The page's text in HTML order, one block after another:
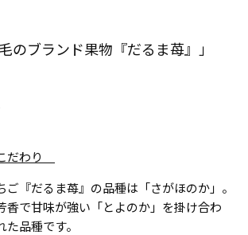
のブランド果物『だるま苺』」
だわり
『だるま苺』の品種は「さがほのか」。
香で甘味が強い「とよのか」を掛け合わ
品種です。